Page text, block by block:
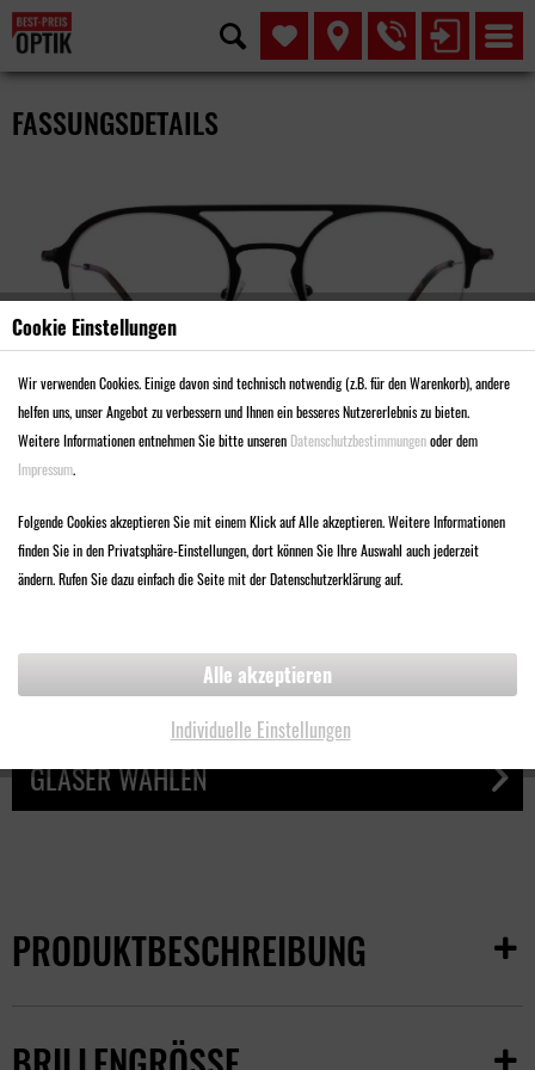
FASSUNGSDETAILS
MODELL MA3340
98,00 €
Qualitäts-Kunststoff-Brillenglas
Kratz- und bruchfest
Mehrfachentspiegelt
GLÄSER WÄHLEN
PRODUKTBESCHREIBUNG
Cookie Einstellungen
Wir verwenden Cookies. Einige davon sind technisch notwendig (z.B. für den Warenkorb), andere
helfen uns, unser Angebot zu verbessern und Ihnen ein besseres Nutzererlebnis zu bieten.
Weitere Informationen entnehmen Sie bitte unseren Datenschutzbestimmungenoder dem
Impressum.
Folgende Cookies akzeptieren Sie mit einem Klick auf Alle akzeptieren. Weitere Informationen
finden Sie in den Privatsphäre-Einstellungen, dort können Sie Ihre Auswahl auch jederzeit
ändern. Rufen Sie dazu einfach die Seite mit der Datenschutzerklärung auf.
Individuelle Einstellungen
Alle akzeptieren